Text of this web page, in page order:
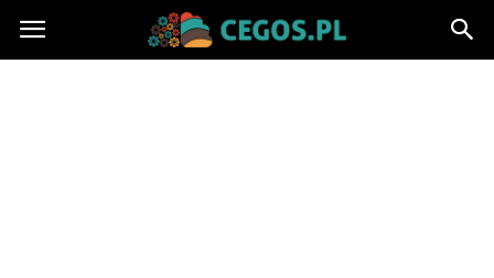
Cegos.pl